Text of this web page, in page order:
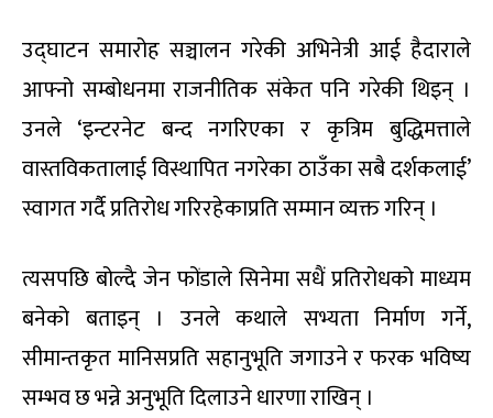
उद्घाटन समारोह सञ्चालन गरेकी अभिनेत्री आई हैदाराले
आफ्नो सम्बोधनमा राजनीतिक संकेत पनि गरेकी थिइन् ।
उनले ‘इन्टरनेट बन्द नगरिएका र कृत्रिम बुद्धिमत्ताले
वास्तविकतालाई विस्थापित नगरेका ठाउँका सबै दर्शकलाई’
स्वागत गर्दै प्रतिरोध गरिरहेकाप्रति सम्मान व्यक्त गरिन् ।
त्यसपछि बोल्दै जेन फोंडाले सिनेमा सधैं प्रतिरोधको माध्यम
बनेको बताइन् । उनले कथाले सभ्यता निर्माण गर्ने,
सीमान्तकृत मानिसप्रति सहानुभूति जगाउने र फरक भविष्य
सम्भव छ भन्ने अनुभूति दिलाउने धारणा राखिन् ।